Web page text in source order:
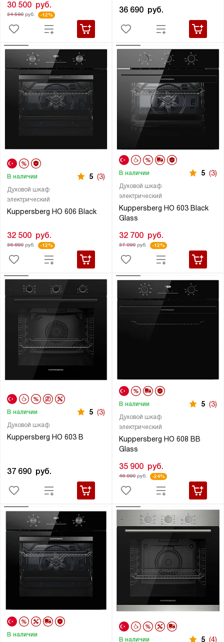
30 500 руб.
34 590руб. -12%
36 690 руб.
Духовой шкаф
электрический
Kuppersberg HO 606 Black
В наличии 5 (3)
32 500 руб.
36 890руб. -12%
Духовой шкаф
электрический
Kuppersberg HO 603 Black
Glass
В наличии 5 (3)
32 700 руб.
37 090руб. -12%
Духовой шкаф
Kuppersberg HO 603 B
В наличии 5 (3)
37 690 руб.
Духовой шкаф
электрический
Kuppersberg HO 608 BB
Glass
В наличии 5 (3)
35 900 руб.
46 990руб. -24%
В наличии
В наличии 5 (4)